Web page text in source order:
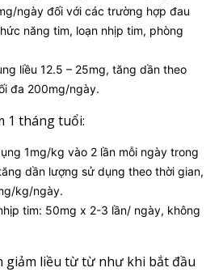
ngày đối với các trường hợp đau
năng tim, loạn nhịp tim, phòng
liều 12.5 – 25mg, tăng dần theo
đa 200mg/ngày.
1 tháng tuổi:
1mg/kg vào 2 lần mỗi ngày trong
dần lượng sử dụng theo thời gian,
kg/ngày.
tim: 50mg x 2-3 lần/ ngày, không
giảm liều từ từ như khi bắt đầu